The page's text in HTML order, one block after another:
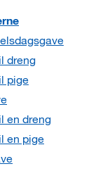
dreng
pige
en dreng
en pige